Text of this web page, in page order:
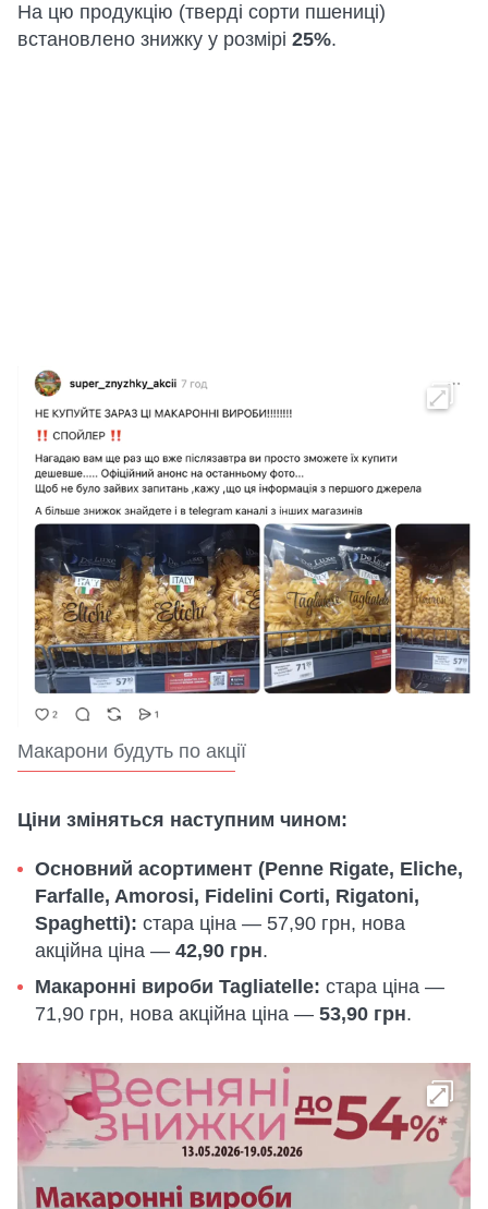
На цю продукцію (тверді сорти пшениці)
встановлено знижку у розмірі 25%.
Макарони будуть по акції
Ціни зміняться наступним чином:
Основний асортимент (Penne Rigate, Eliche,
Farfalle, Amorosi, Fidelini Corti, Rigatoni,
Spaghetti): стара ціна — 57,90 грн, нова
акційна ціна — 42,90 грн.
Макаронні вироби Tagliatelle: стара ціна —
71,90 грн, нова акційна ціна — 53,90 грн.